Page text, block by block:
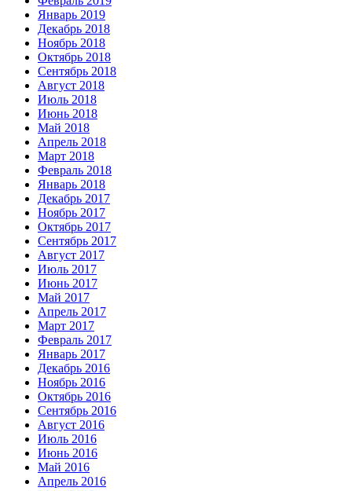
Январь 2019
Декабрь 2018
Ноябрь 2018
Октябрь 2018
Сентябрь 2018
Август 2018
Июль 2018
Июнь 2018
Май 2018
Апрель 2018
Март 2018
Февраль 2018
Январь 2018
Декабрь 2017
Ноябрь 2017
Октябрь 2017
Сентябрь 2017
Август 2017
Июль 2017
Июнь 2017
Май 2017
Апрель 2017
Март 2017
Февраль 2017
Январь 2017
Декабрь 2016
Ноябрь 2016
Октябрь 2016
Сентябрь 2016
Август 2016
Июль 2016
Июнь 2016
Май 2016
Апрель 2016